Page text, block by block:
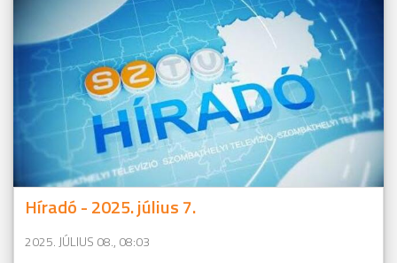
Híradó - 2025. július 7.
2025. JÚLIUS 08., 08:03